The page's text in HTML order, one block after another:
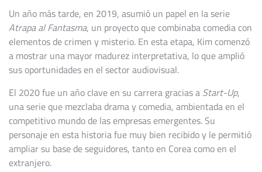
Un año más tarde, en 2019, asumió un papel en la serie
Atrapa al Fantasma, un proyecto que combinaba comedia con
elementos de crimen y misterio. En esta etapa, Kim comenzó
a mostrar una mayor madurez interpretativa, lo que amplió
sus oportunidades en el sector audiovisual.
El 2020 fue un año clave en su carrera gracias aStart-Up,
una serie que mezclaba drama y comedia, ambientada en el
competitivo mundo de las empresas emergentes. Su
personaje en esta historia fue muy bien recibido y le permitió
ampliar su base de seguidores, tanto en Corea como en el
extranjero.